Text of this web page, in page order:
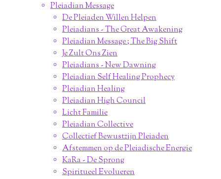
Pleiadian Message
De Pleiaden Willen Helpen
Pleiadians - The Great Awakening
Pleiadian Message ; The Big Shift
Je Zult Ons Zien
Pleiadians - New Dawning
Pleiadian Self Healing Prophecy
Pleiadian Healing
Pleiadian High Council
Licht Familie
Pleiadian Collective
Collectief Bewustzijn Pleiaden
Afstemmen op de Pleiadische Energie
KaRa - De Sprong
Spiritueel Evolueren